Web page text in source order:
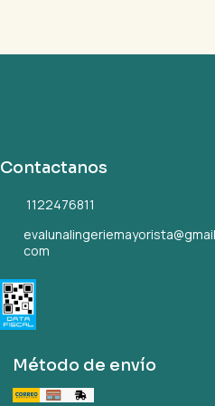
Contactanos
1122476811
com
Método de envío